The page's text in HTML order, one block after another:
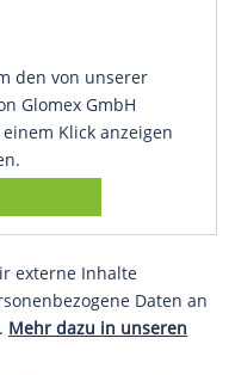
den von unserer
Glomex GmbH
Klick anzeigen
externe Inhalte
Daten an
Mehr dazu in unseren